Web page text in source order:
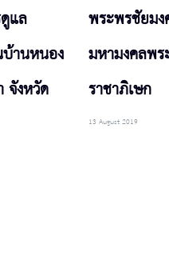
แล
านหนอง
จังหวัด
พระพรชัยมง
มหามงคลพ
ราชาภิเษก
13 August 2019